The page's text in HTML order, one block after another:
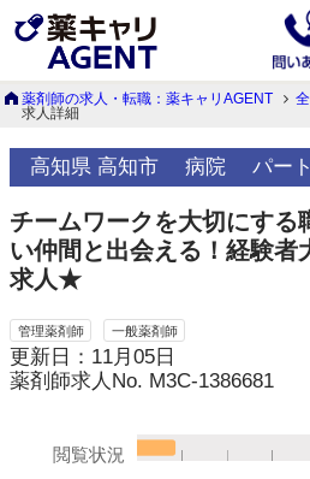
薬剤師の求人・転職：薬キャリAGENT
求人詳細
高知県 高知市 病院 パート
チームワークを大切にする
い仲間と出会える！経験
求人★
管理薬剤師 一般薬剤師
更新日：11月05日
薬剤師求人No. M3C-1386681
閲覧状況